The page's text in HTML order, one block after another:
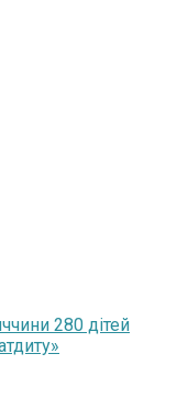
280 дітей